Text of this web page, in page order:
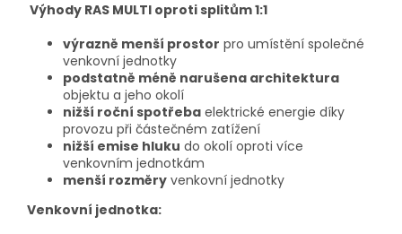
Výhody RAS MULTI oproti splitům 1:1
výrazně menší prostor pro umístění společné
venkovní jednotky
podstatně méně narušena architektura
objektu a jeho okolí
nižší roční spotřeba elektrické energie díky
provozu při částečném zatížení
nižší emise hluku do okolí oproti více
venkovním jednotkám
menší rozměry venkovní jednotky
Venkovní jednotka: